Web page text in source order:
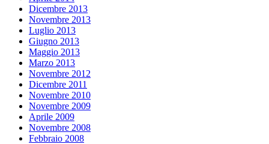
Dicembre 2013
Novembre 2013
Luglio 2013
Giugno 2013
Maggio 2013
Marzo 2013
Novembre 2012
Dicembre 2011
Novembre 2010
Novembre 2009
Aprile 2009
Novembre 2008
Febbraio 2008